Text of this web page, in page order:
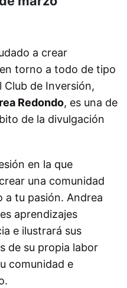
a crear
torno a todo de tipo
Club de Inversión,
Redondo, es una de
de la divulgación
en la que
una comunidad
a tu pasión. Andrea
aprendizajes
e ilustrará sus
de su propia labor
comunidad e